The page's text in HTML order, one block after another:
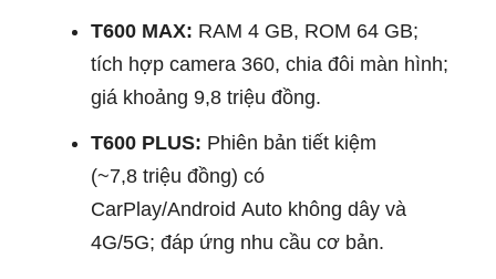
T600 MAX: RAM 4 GB, ROM 64 GB;
tích hợp camera 360, chia đôi màn hình;
giá khoảng 9,8 triệu đồng.
T600 PLUS: Phiên bản tiết kiệm
(~7,8 triệu đồng) có
CarPlay/Android Auto không dây và
4G/5G; đáp ứng nhu cầu cơ bản.